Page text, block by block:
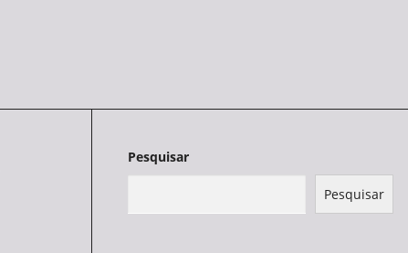
Pesquisar
Pesquisar